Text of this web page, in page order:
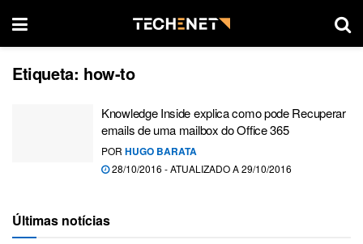
Etiqueta: how-to
Knowledge Inside explica como pode Recuperar
emails de uma mailbox do Office 365
POR HUGO BARATA
28/10/2016 - ATUALIZADO A 29/10/2016
Últimas notícias